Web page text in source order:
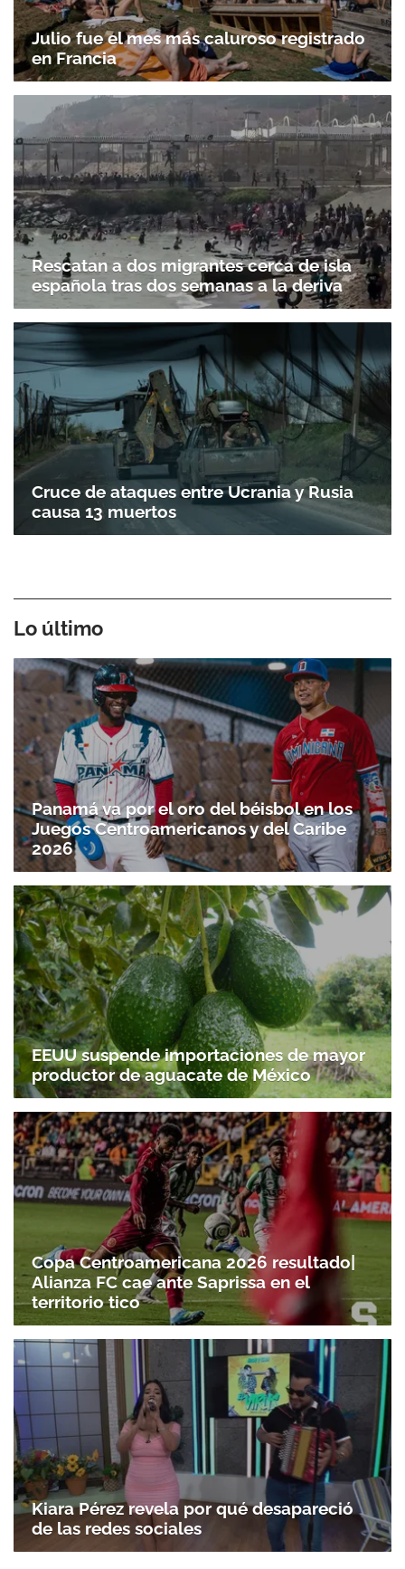
Julio fue el mes más caluroso registrado
en Francia
Rescatan a dos migrantes cerca de isla
española tras dos semanas a la deriva
Cruce de ataques entre Ucrania y Rusia
causa 13 muertos
Lo último
Panamá va por el oro del béisbol en los
Juegos Centroamericanos y del Caribe
2026
EEUU suspende importaciones de mayor
productor de aguacate de México
Copa Centroamericana 2026 resultado|
Alianza FC cae ante Saprissa en el
territorio tico
Kiara Pérez revela por qué desapareció
de las redes sociales